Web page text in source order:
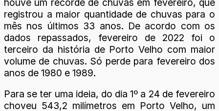
registrou a maior quantidade de chuvas para o
mês nos últimos 33 anos. De acordo com os
dados repassados, fevereiro de 2022 foi o
terceiro da história de Porto Velho com maior
volume de chuvas. Só perde para fevereiro dos
anos de 1980 e 1989.
Para se ter uma ideia, do dia 1º a 24 de fevereiro
choveu 543,2 milímetros em Porto Velho, um